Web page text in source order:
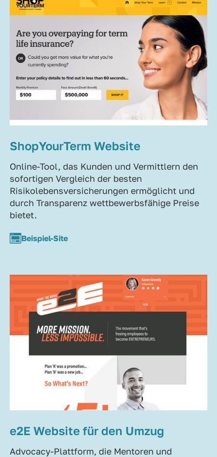
ShopYourTerm Website
Online-Tool, das Kunden und Vermittlern den
sofortigen Vergleich der besten
Risikolebensversicherungen ermöglicht und
durch Transparenz wettbewerbsfähige Preise
bietet.
Beispiel-Site
e2E Website für den Umzug
Advocacy-Plattform, die Mentoren und